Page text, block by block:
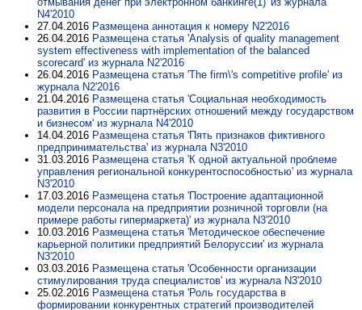
N4'2010
27.04.2016 Размещена аннотация к номеру N2'2016
26.04.2016 Размещена статья 'Analysis of quality management
system effectiveness with implementation of the balanced
scorecard' из журнала N2'2016
26.04.2016 Размещена статья 'The firm\'s competitive profile' из
журнала N2'2016
21.04.2016 Размещена статья 'Социальная необходимость
развития в России партнёрских отношений между государством
и бизнесом' из журнала N4'2010
14.04.2016 Размещена статья 'Пять признаков фиктивного
предпринимательства' из журнала N3'2010
31.03.2016 Размещена статья 'К одной актуальной проблеме
управления региональной конкурентоспособностью' из журнала
N3'2010
17.03.2016 Размещена статья 'Построение адаптационной
модели персонала на предприятии розничной торговли (на
примере работы гипермаркета)' из журнала N3'2010
10.03.2016 Размещена статья 'Методическое обеспечение
карьерной политики предприятий Белоруссии' из журнала
N3'2010
03.03.2016 Размещена статья 'Особенности организации
стимулирования труда специалистов' из журнала N3'2010
25.02.2016 Размещена статья 'Роль государства в
формировании конкурентных стратегий производителей